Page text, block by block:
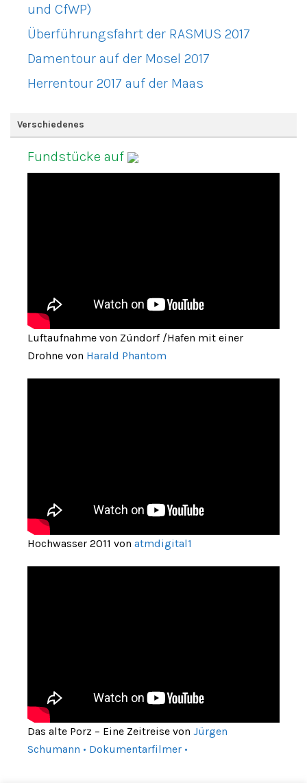
und CfWP)
Überführungsfahrt der RASMUS 2017
Damentour auf der Mosel 2017
Herrentour 2017 auf der Maas
Verschiedenes
Fundstücke auf
Luftaufnahme von Zündorf /Hafen mit einer
Drohne von Harald Phantom
Hochwasser 2011 von atmdigital1
Das alte Porz – Eine Zeitreise von Jürgen
Schumann • Dokumentarfilmer •